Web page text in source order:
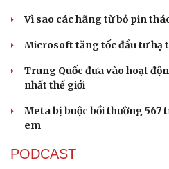
Sức khỏe
Dinh dưỡng - món ngon
Sản phụ khoa
Nhi khoa
Làm đẹp - giảm cân
Phòng mạch online
Vì sao các hãng từ bỏ pin
Microsoft tăng tốc đầu tư hạ
Trung Quốc đưa vào hoạt
nhất thế giới
Meta bị buộc bồi thường 567
em
PODCAST